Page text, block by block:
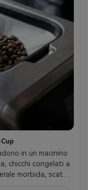
in un macinino
chicchi congelati a
morbida, scatto
alto dettaglio,